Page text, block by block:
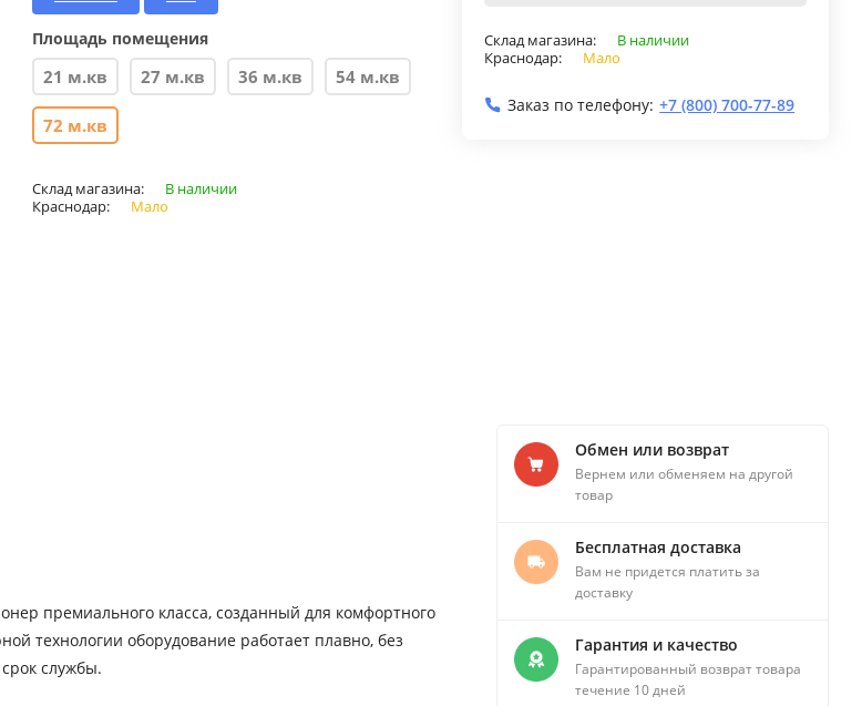
Площадь помещения
21 м.кв 27 м.кв 36 м.кв 54 м.кв
72 м.кв
Склад магазина:
В наличии
Краснодар:
Мало
Склад магазина:
В наличии
Краснодар:
Мало
Заказ по телефону: +7 (800) 700-77-89
премиального класса, созданный для комфортного
технологии оборудование работает плавно, без
службы.
Обмен или возврат
Вернем или обменяем на другой
товар
Бесплатная доставка
Вам не придется платить за
доставку
Гарантия и качество
Гарантированный возврат товара
течение 10 дней